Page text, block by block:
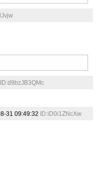
ID:d9bzJB3QMc
31 09:49:32 ID:iD0i1ZNcXw